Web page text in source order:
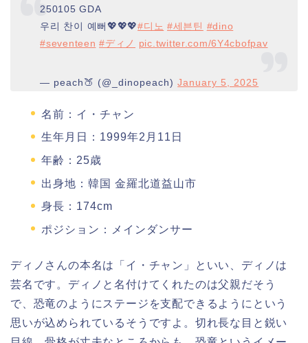
250105 GDA
우리 찬이 예뻐💖💖💖#디노 #세븐틴 #dino
#seventeen #ディノ pic.twitter.com/6Y4cbofpav
— peach🍑 (@_dinopeach)January 5, 2025
名前：イ・チャン
生年月日：1999年2月11日
年齢：25歳
出身地：韓国 金羅北道益山市
身長：174cm
ポジション：メインダンサー
ディノさんの本名は「イ・チャン」といい、ディノは
芸名です。ディノと名付けてくれたのは父親だそう
で、恐竜のようにステージを支配できるようにという
思いが込められているそうですよ。切れ長な目と鋭い